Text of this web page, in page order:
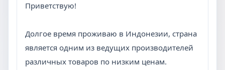
Приветствую!
Долгое время проживаю в Индонезии, страна
является одним из ведущих производителей
различных товаров по низким ценам.